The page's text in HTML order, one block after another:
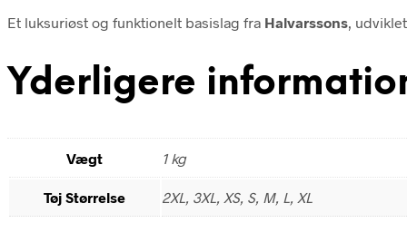
Et luksuriøst og funktionelt basislag fra Halvarssons ,
Yderligere
Vægt 1 kg
Tøj Størrelse 2XL, 3XL, XS, S, M, L, XL